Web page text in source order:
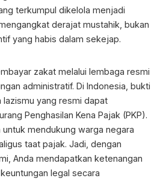
terkumpul dikelola menjadi
derajat mustahik, bukan
yang habis dalam sekejap.
zakat melalui lembaga resmi
administratif. Di Indonesia, bukti
yang resmi dapat
Penghasilan Kena Pajak (PKP).
untuk mendukung warga negara
taat pajak. Jadi, dengan
Anda mendapatkan ketenangan
legal secara